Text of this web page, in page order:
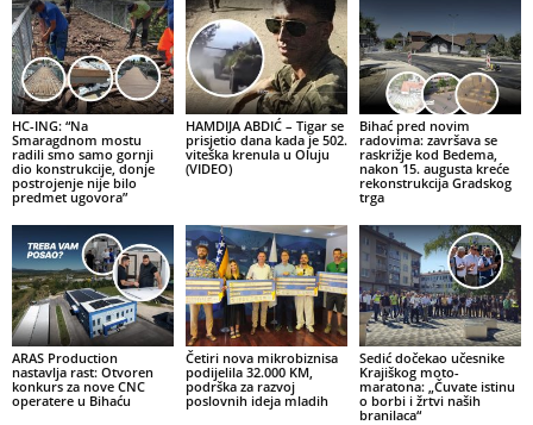
HC-ING: “Na
Smaragdnom mostu
radili smo samo gornji
dio konstrukcije, donje
postrojenje nije bilo
predmet ugovora”
HAMDIJA ABDIĆ – Tigar se
prisjetio dana kada je 502.
viteška krenula u Oluju
(VIDEO)
Bihać pred novim
radovima: završava se
raskrižje kod Bedema,
nakon 15. augusta kreće
rekonstrukcija Gradskog
trga
ARAS Production
nastavlja rast: Otvoren
konkurs za nove CNC
operatere u Bihaću
Četiri nova mikrobiznisa
podijelila 32.000 KM,
podrška za razvoj
poslovnih ideja mladih
Sedić dočekao učesnike
Krajiškog moto-
maratona: „Čuvate istinu
o borbi i žrtvi naših
branilaca“